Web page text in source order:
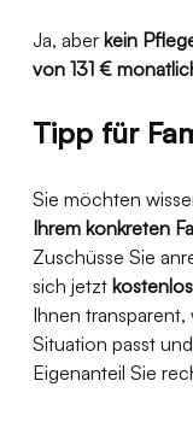
Ja, aber kein
von 131 €
Tipp für
Sie möchten
Ihrem konkreten
Zuschüsse Sie
sich jetzt
Ihnen
Situation passt
Eigenanteil Sie